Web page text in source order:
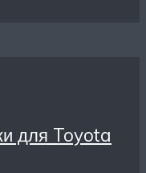
для Toyota